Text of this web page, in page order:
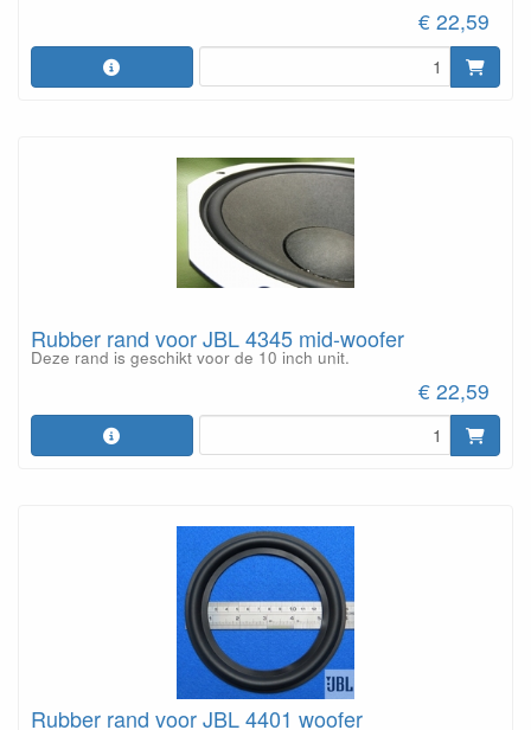
€ 22,59
Rubber rand voor JBL 4345 mid-woofer
Deze rand is geschikt voor de 10 inch unit.
€ 22,59
Rubber rand voor JBL 4401 woofer